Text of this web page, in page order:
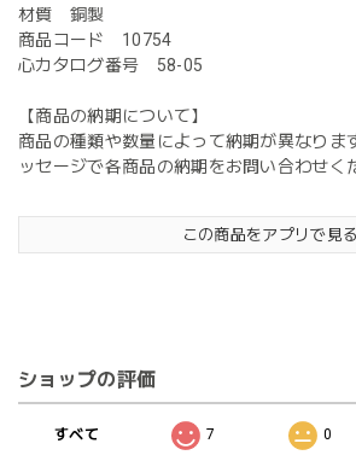
材質 銅製
商品コード 10754
心カタログ番号 58-05
【商品の納期について】
商品の種類や数量によって納期が異なりま
ッセージで各商品の納期をお問い合わせく
この商品をアプリで見る
ショップの評価
すべて 7 0